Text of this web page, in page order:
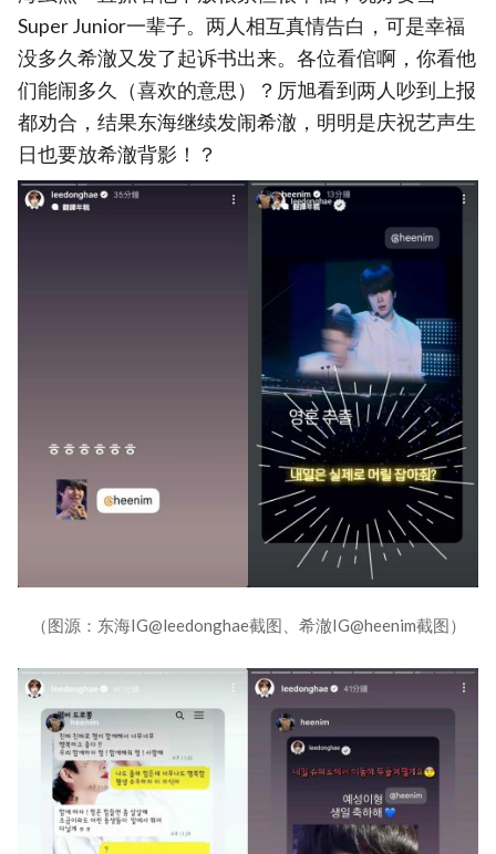
Super Junior一辈子。两人相互真情告白，可是幸福
没多久希澈又发了起诉书出来。各位看倌啊，你看他
们能闹多久（喜欢的意思）？厉旭看到两人吵到上报
都劝合，结果东海继续发闹希澈，明明是庆祝艺声生
日也要放希澈背影！？
（图源：东海IG@leedonghae截图、希澈IG@heenim截图）